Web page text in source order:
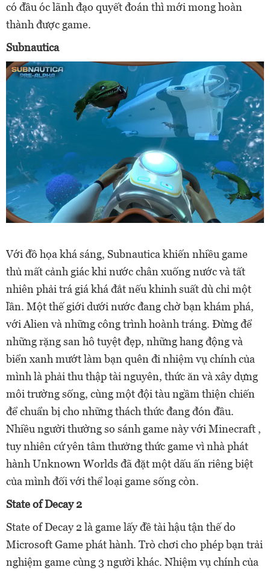
có đầu óc lãnh đạo quyết đoán thì mới mong hoàn
thành được game.
Subnautica
Với đồ họa khá sáng, Subnautica khiến nhiều game
thủ mất cảnh giác khi nước chân xuống nước và tất
nhiên phải trá giá khá đắt nếu khinh suất dù chỉ một
lần. Một thế giới dưới nước đang chờ bạn khám phá,
với Alien và những công trình hoành tráng. Đừng để
những rặng san hô tuyệt đẹp, những hang động và
biển xanh mướt làm bạn quên đi nhiệm vụ chính của
mình là phải thu thập tài nguyên, thức ăn và xây dựng
môi trường sống, cùng một đội tàu ngầm thiện chiến
để chuẩn bị cho những thách thức đang đón đầu.
Nhiều người thường so sánh game này với Minecraft ,
tuy nhiên cứ yên tâm thưởng thức game vì nhà phát
hành Unknown Worlds đã đặt một dấu ấn riêng biệt
của mình đối với thể loại game sống còn.
State of Decay 2
State of Decay 2 là game lấy đề tài hậu tận thế do
Microsoft Game phát hành. Trò chơi cho phép bạn trải
nghiệm game cùng 3 người khác. Nhiệm vụ chính của